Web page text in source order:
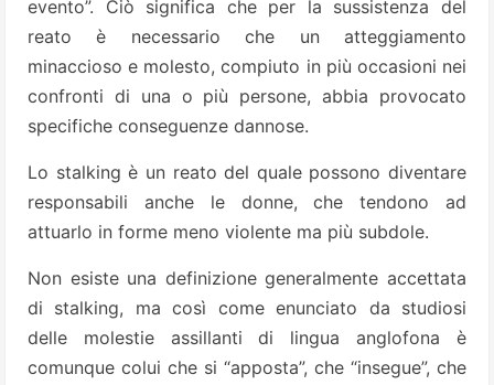
evento”. Ciò significa che per la sussistenza del
reato è necessario che un atteggiamento
minaccioso e molesto, compiuto in più occasioni nei
confronti di una o più persone, abbia provocato
specifiche conseguenze dannose.
Lo stalking è un reato del quale possono diventare
responsabili anche le donne, che tendono ad
attuarlo in forme meno violente ma più subdole.
Non esiste una definizione generalmente accettata
di stalking, ma così come enunciato da studiosi
delle molestie assillanti di lingua anglofona è
comunque colui che si “apposta”, che “insegue”, che